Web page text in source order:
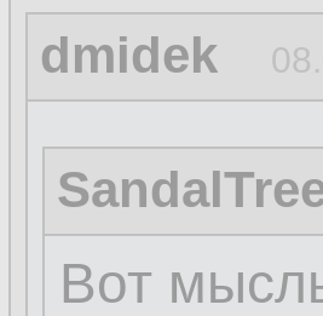
dmidek
Вот